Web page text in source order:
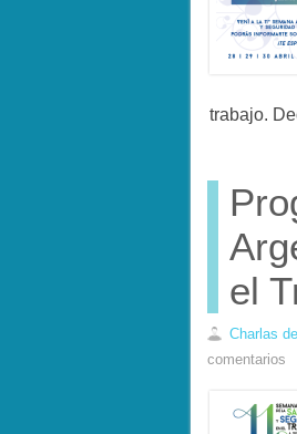
trabajo.
el
Charlas
comentarios